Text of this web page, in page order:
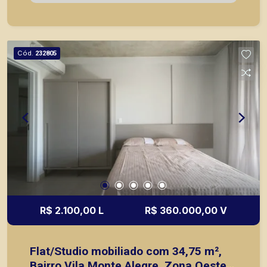
de imóveis prontos, usados ou mesmo nos
Cód. 232805
R$ 2.100,00 L R$ 360.000,00 V
Flat/Studio mobiliado com 34,75 m²,